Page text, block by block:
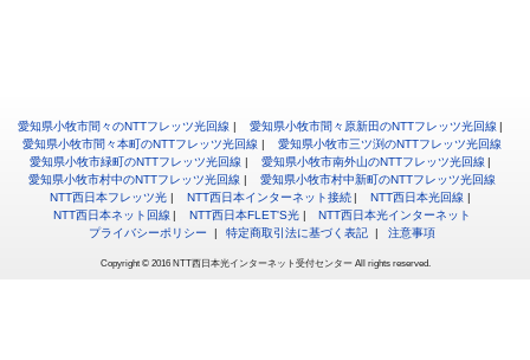
愛知県小牧市間々のNTTフレッツ光回線
愛知県小牧市間々原新田のNTTフレッツ光回線
愛知県小牧市間々本町のNTTフレッツ光回線
愛知県小牧市三ツ渕のNTTフレッツ光回線
愛知県小牧市緑町のNTTフレッツ光回線
愛知県小牧市南外山のNTTフレッツ光回線
愛知県小牧市村中のNTTフレッツ光回線
愛知県小牧市村中新町のNTTフレッツ光回線
NTT西日本フレッツ光
NTT西日本インターネット接続
NTT西日本光回線
NTT西日本ネット回線
NTT西日本FLET'S光
NTT西日本光インターネット
プライバシーポリシー
特定商取引法に基づく表記 注意事項
Copyright © 2016 NTT西日本光インターネット受付センター All rights reserved.